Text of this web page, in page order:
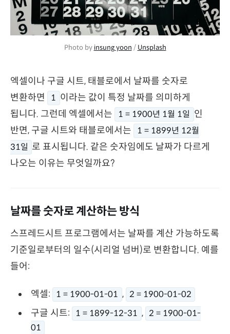
Photo by insung yoon / Unsplash
엑셀이나 구글 시트, 태블로에서 날짜를 숫자로
변환하면
1 이라는 값이 특정 날짜를 의미하게
됩니다. 그런데 엑셀에서는
1 = 1900년 1월 1일 인
반면, 구글 시트와 태블로에서는
1 = 1899년 12월
31일 로 표시됩니다. 같은 숫자임에도 날짜가 다르게
나오는 이유는 무엇일까요?
날짜를 숫자로 계산하는 방식
스프레드시트 프로그램에서는 날짜를 계산 가능하도록
기준일로부터의 일수(시리얼 넘버)로 변환합니다. 예를
들어:
엑셀: 1 = 1900-01-01 , 2 = 1900-01-02
구글 시트: 1 = 1899-12-31 , 2 = 1900-01-
01